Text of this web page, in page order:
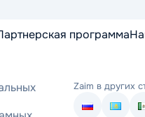
программа
Zaim в других